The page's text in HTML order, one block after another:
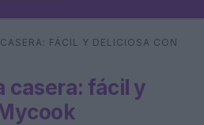
⌕ ×
FÁCIL Y DELICIOSA CON
casera: fácil y